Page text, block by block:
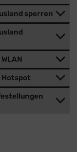
sperren